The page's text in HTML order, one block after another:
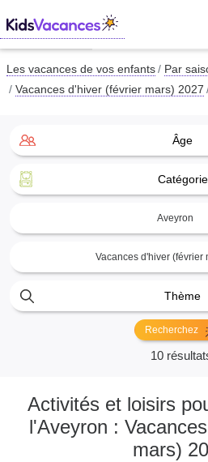
Les vacances de vos enfants
Par
Vacances d'hiver (février mars) 2027
Âge
Catégorie
Aveyron
Vacances d'hiver (février
Thème
Recherchez
10
Activités et loisirs
l'Aveyron :
mars)